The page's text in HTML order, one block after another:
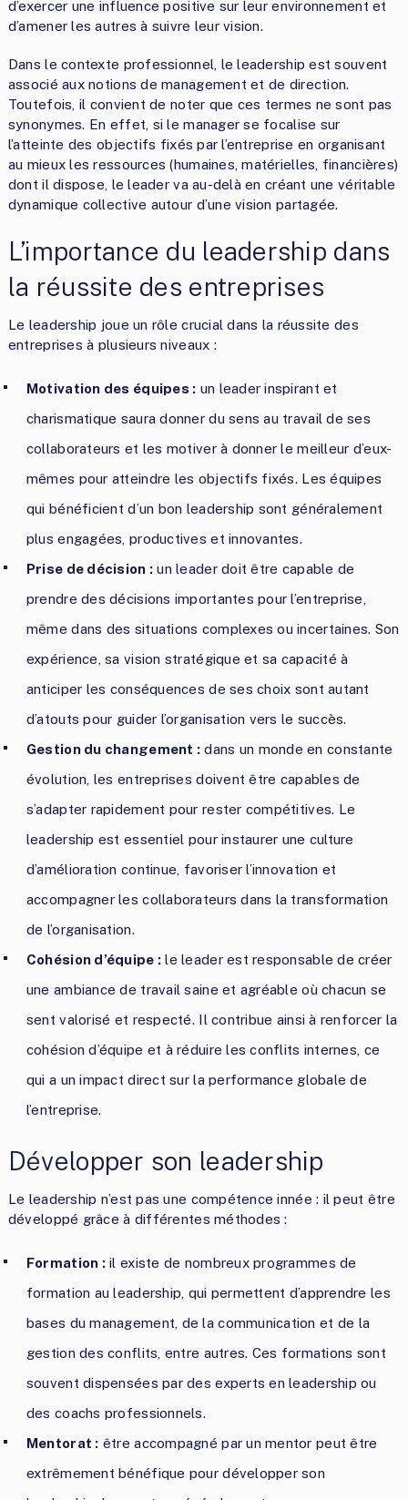
d’exercer une influence positive sur leur environnement et
d’amener les autres à suivre leur vision.
Dans le contexte professionnel, le leadership est souvent
associé aux notions de management et de direction.
Toutefois, il convient de noter que ces termes ne sont pas
synonymes. En effet, si le manager se focalise sur
l’atteinte des objectifs fixés par l’entreprise en organisant
au mieux les ressources (humaines, matérielles, financières)
dont il dispose, le leader va au-delà en créant une véritable
dynamique collective autour d’une vision partagée.
L’importance du leadership dans
la réussite des entreprises
Le leadership joue un rôle crucial dans la réussite des
entreprises à plusieurs niveaux :
Motivation des équipes : un leader inspirant et
charismatique saura donner du sens au travail de ses
collaborateurs et les motiver à donner le meilleur d’eux-
mêmes pour atteindre les objectifs fixés. Les équipes
qui bénéficient d’un bon leadership sont généralement
plus engagées, productives et innovantes.
Prise de décision : un leader doit être capable de
prendre des décisions importantes pour l’entreprise,
même dans des situations complexes ou incertaines. Son
expérience, sa vision stratégique et sa capacité à
anticiper les conséquences de ses choix sont autant
d’atouts pour guider l’organisation vers le succès.
Gestion du changement : dans un monde en constante
évolution, les entreprises doivent être capables de
s’adapter rapidement pour rester compétitives. Le
leadership est essentiel pour instaurer une culture
d’amélioration continue, favoriser l’innovation et
accompagner les collaborateurs dans la transformation
de l’organisation.
Cohésion d’équipe : le leader est responsable de créer
une ambiance de travail saine et agréable où chacun se
sent valorisé et respecté. Il contribue ainsi à renforcer la
cohésion d’équipe et à réduire les conflits internes, ce
qui a un impact direct sur la performance globale de
l’entreprise.
Développer son leadership
Le leadership n’est pas une compétence innée : il peut être
développé grâce à différentes méthodes :
Formation :il existe de nombreux programmes de
formation au leadership, qui permettent d’apprendre les
bases du management, de la communication et de la
gestion des conflits, entre autres. Ces formations sont
souvent dispensées par des experts en leadership ou
des coachs professionnels.
Mentorat : être accompagné par un mentor peut être
extrêmement bénéfique pour développer son